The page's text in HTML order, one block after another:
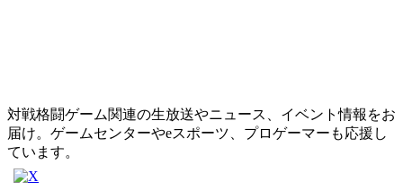
対戦格闘ゲーム関連の生放送やニュース、イベント情報をお
届け。ゲームセンターやeスポーツ、プロゲーマーも応援し
ています。